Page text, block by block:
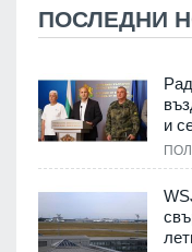
ПОСЛЕДНИ
и